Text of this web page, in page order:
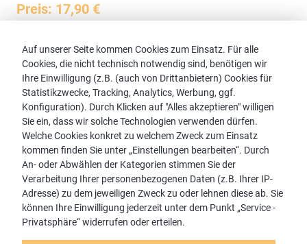
Preis: 17,90 €
HANDTURBODÜSE (ELEKTRISCH)
kleine Polster, Teppiche
Entfernung von Tierhaaren
Preis: 173,90 €
Auf unserer Seite kommen Cookies zum Einsatz. Für alle
Cookies, die nicht technisch notwendig sind, benötigen wir
Ihre Einwilligung (z.B. (auch von Drittanbietern) Cookies für
Statistikzwecke, Tracking, Analytics, Werbung, ggf.
Konfiguration). Durch Klicken auf "Alles akzeptieren" willigen
Sie ein, dass wir solche Technologien verwenden dürfen.
Welche Cookies konkret zu welchem Zweck zum Einsatz
kommen finden Sie unter „Einstellungen bearbeiten“. Durch
An- oder Abwählen der Kategorien stimmen Sie der
Verarbeitung Ihrer personenbezogenen Daten (z.B. Ihrer IP-
Adresse) zu dem jeweiligen Zweck zu oder lehnen diese ab. Sie
können Ihre Einwilligung jederzeit unter dem Punkt „Service -
Privatsphäre“ widerrufen oder erteilen.